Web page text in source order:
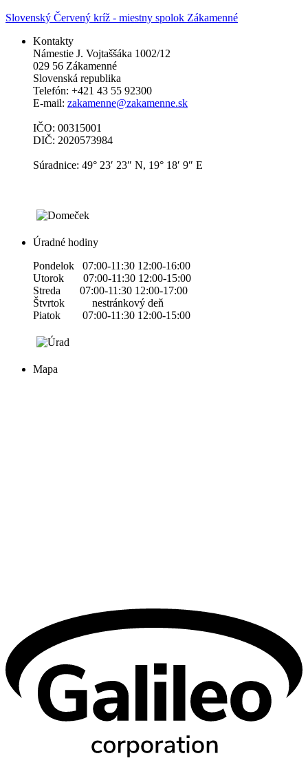
Slovenský Červený kríž - miestny spolok Zákamenné
Kontakty
Námestie J. Vojtaššáka 1002/12
029 56 Zákamenné
Slovenská republika
Telefón: +421 43 55 92300
E-mail: zakamenne@zakamenne.sk
IČO: 00315001
DIČ: 2020573984
Súradnice: 49° 23′ 23″ N, 19° 18′ 9″ E
Úradné hodiny
Pondelok 07:00-11:30 12:00-16:00
Utorok 07:00-11:30 12:00-15:00
Streda 07:00-11:30 12:00-17:00
Štvrtok nestránkový deň
Piatok 07:00-11:30 12:00-15:00
Mapa